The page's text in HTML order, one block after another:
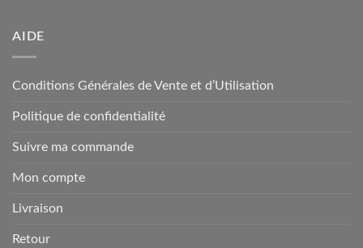
AIDE
Conditions Générales de Vente et d’Utilisation
Politique de confidentialité
Suivre ma commande
Mon compte
Livraison
Retour